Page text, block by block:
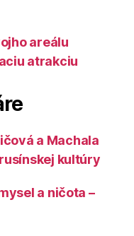
areálu
atrakciu
a Machala
kultúry
a ničota –